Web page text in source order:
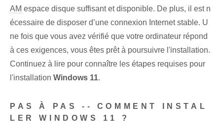
AM ⁣espace disque suffisant et disponible. De plus, il est n
écessaire de disposer d’une connexion Internet stable. U
ne fois que vous avez vérifié que votre ordinateur répond‌
à ces exigences, vous êtes prêt à poursuivre⁤ l'installation.
Continuez à lire pour connaître les étapes requises pour
l'installation Windows 11.
PAS À PAS -- COMMENT INSTAL
LER ‌WINDOWS 11 ?